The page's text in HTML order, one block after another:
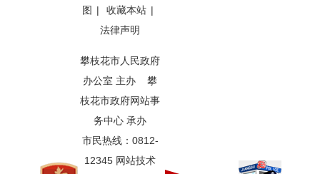
图 | 收藏本站 |
法律声明
攀枝花市人民政府
办公室 主办 攀
枝花市政府网站事
务中心 承办
市民热线：0812-
12345 网站技术